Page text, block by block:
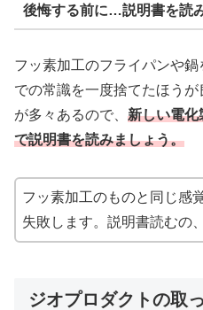
後悔する前に…説明書を読
フッ素加工のフライパンや
での常識を一度捨てたほう
が多々あるので、 新しい電化
で説明書を読みましょう。
フッ素加工のものと同じ感
失敗します。説明書読むの
ジオプロダクトの取